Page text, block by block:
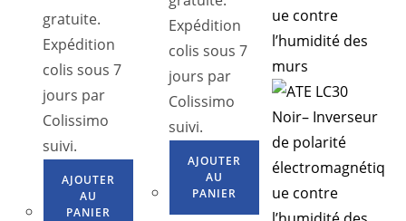
gratuite.
Expédition
colis sous 7
jours par
Colissimo
suivi.
AJOUTER
AU
PANIER
Expédition
colis sous 7
jours par
Colissimo
suivi.
AJOUTER
AU
PANIER